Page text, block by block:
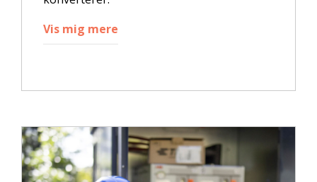
Vis mig mere